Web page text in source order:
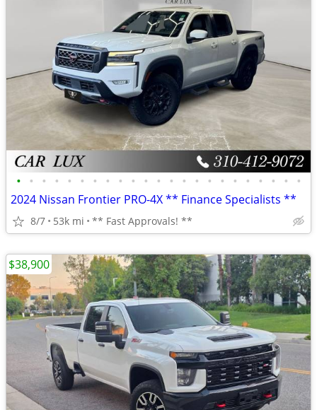
• • • • • • • • • • • • • • • • • • • • • • •
2024 Nissan Frontier PRO-4X ** Finance Specialists **
8/7 53k mi ** Fast Approvals! **
$38,900